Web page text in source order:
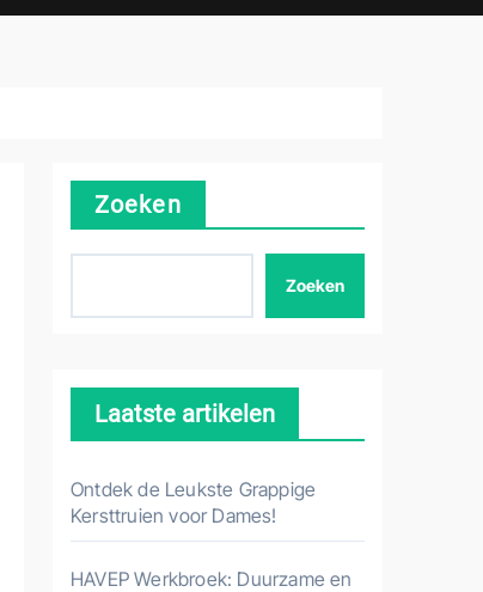
Zoeken
Zoeken
Laatste artikelen
Ontdek de Leukste Grappige
Kersttruien voor Dames!
HAVEP Werkbroek: Duurzame en